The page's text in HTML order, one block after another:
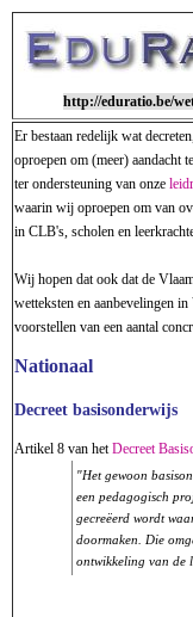
http://eduratio.be/
Er bestaan redelijk wat
oproepen om (meer) aandacht
ter ondersteuning van onze
waarin wij oproepen om van
in CLB's, scholen en
Wij hopen dat ook dat de
wetteksten en aanbevelingen
voorstellen van een aantal
Nationaal
Decreet basisonderwijs
Artikel 8 van hetDecreet
"Het gewoon
een pedagogisch
gecreëerd wordt
doormaken. Die
ontwikkeling van de